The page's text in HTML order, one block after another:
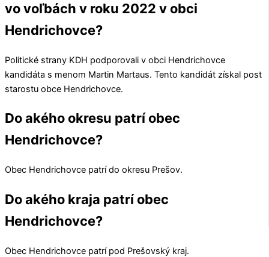
vo voľbách v roku 2022 v obci
Hendrichovce?
Politické strany KDH podporovali v obci Hendrichovce
kandidáta s menom Martin Martaus. Tento kandidát získal post
starostu obce Hendrichovce.
Do akého okresu patrí obec
Hendrichovce?
Obec Hendrichovce patrí do okresu Prešov.
Do akého kraja patrí obec
Hendrichovce?
Obec Hendrichovce patrí pod Prešovský kraj.